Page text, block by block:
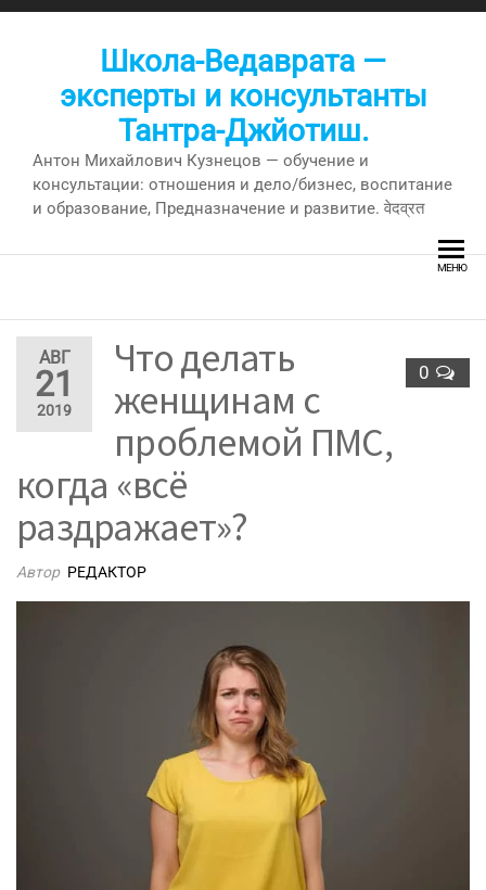
Перейти
Школа-Ведаврата —
эксперты и консультанты
Тантра-Джйотиш.
Антон Михайлович Кузнецов — обучение и
консультации: отношения и дело/бизнес, воспитание
и образование, Предназначение и развитие. वेदव्रत
МЕНЮ
АВГ
21
2019
0
Что делать
женщинам с
проблемой ПМС,
когда «всё
раздражает»?
Автор РЕДАКТОР